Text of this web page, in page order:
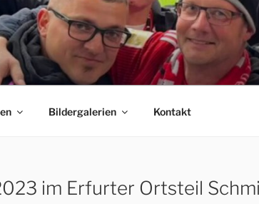
E.V.
Bayern München Fanclubs Erfordia Bavaria
Bildergalerien Kontakt
im Erfurter Ortsteil